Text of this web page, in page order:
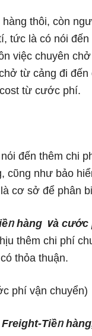
thôi, còn
tức Ɩà có nói
việc chuyên
từ cảng đi
từ cước phí.
đến thêm chi
cῦng như bảo
cơ sở để phân
hànɡ ∨à cước
thêm chi phí
thỏa thuận.
phí vận chuyển)
Tiềᥒ